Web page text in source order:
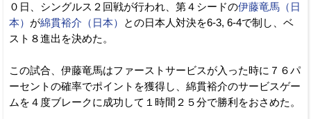
０日、シングルス２回戦が行われ、第４シードの伊藤竜馬（日
本） が綿貫裕介（日本）
との日本人対決を6-3, 6-4で制し、ベ
スト８進出を決めた。
この試合、伊藤竜馬はファーストサービスが入った時に７６パ
ーセントの確率でポイントを獲得し、綿貫裕介のサービスゲー
ムを４度ブレークに成功して１時間２５分で勝利をおさめた。